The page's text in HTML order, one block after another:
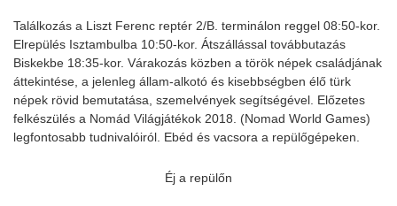
Találkozás a Liszt Ferenc reptér 2/B. terminálon reggel 08:50-kor.
Elrepülés Isztambulba 10:50-kor. Átszállással továbbutazás
Biskekbe 18:35-kor. Várakozás közben a török népek családjának
áttekintése, a jelenleg állam-alkotó és kisebbségben élő türk
népek rövid bemutatása, szemelvények segítségével. Előzetes
felkészülés a Nomád Világjátékok 2018. (Nomad World Games)
legfontosabb tudnivalóiról. Ebéd és vacsora a repülőgépeken.
Éj a repülőn